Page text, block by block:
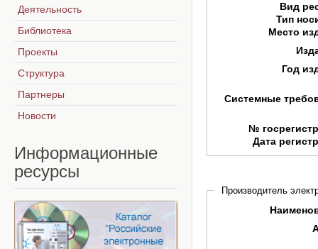
Вид
Тип
Место
Год
Системные
№
Дата
Производитель
Деятельность
Библиотека
Проекты
Структура
Партнеры
Новости
Информационные
ресурсы